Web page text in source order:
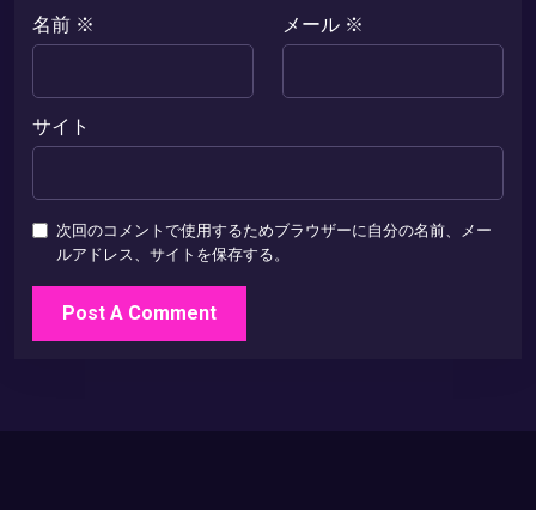
名前 ※ メール ※
サイト
次回のコメントで使用するためブラウザーに自分の名前、メー
ルアドレス、サイトを保存する。